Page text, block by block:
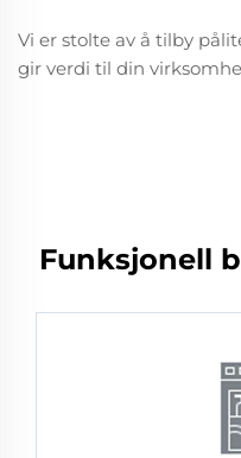
Vi er stolte av å tilby
gir verdi til din
Funksjonell